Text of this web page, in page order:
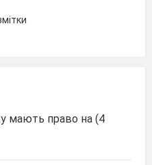
мають право на (4